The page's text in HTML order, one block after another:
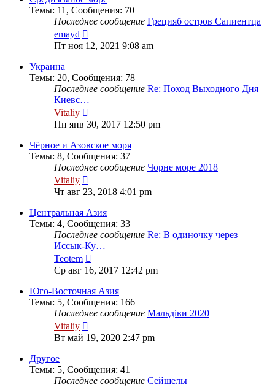
Темы: 11 , Сообщения: 70
Последнее сообщение Грецияб остров Сапиентца
emayd
к
последнему
Пт ноя 12, 2021 9:08 am
Украина
Темы: 20, Сообщения: 78
Последнее сообщение Re: Поход Выходного Дня
Киевс…
Vitaliy
к
последнему
сообщению
Пн янв 30, 2017 12:50 pm
Чёрное и Азовское моря
Темы: 8, Сообщения: 37
Последнее сообщение Чорне море 2018
Vitaliy
к
последнему
сообщению
Чт авг 23, 2018 4:01 pm
Центральная Азия
Темы: 4, Сообщения: 33
Последнее сообщение Re: В одиночку через
Иссык-Ку…
Teotem
к
последнему
сообщению
Ср авг 16, 2017 12:42 pm
Юго-Восточная Азия
Темы: 5, Сообщения: 166
Последнее сообщение Мальдіви 2020
Vitaliy
к
последнему
Вт май 19, 2020 2:47 pm
Другое
Темы: 5, Сообщения: 41
Последнее сообщение Сейшелы